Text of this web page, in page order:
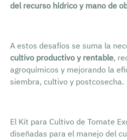
del recurso hídrico y mano de
A estos desafíos se suma la
cultivo productivo y rentable,
agroquímicos y mejorando la
siembra, cultivo y postcosecha.
El Kit para Cultivo de Tomate
diseñadas para el manejo del